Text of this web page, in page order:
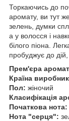
Торкаючись до
аромату, ви тут
зелень, думки
а у волосся і
білого піона.
пробуджує до
Прем'єра
Країна
Пол: жіночий
Класифікація
Початкова нота:
Нота "серця":